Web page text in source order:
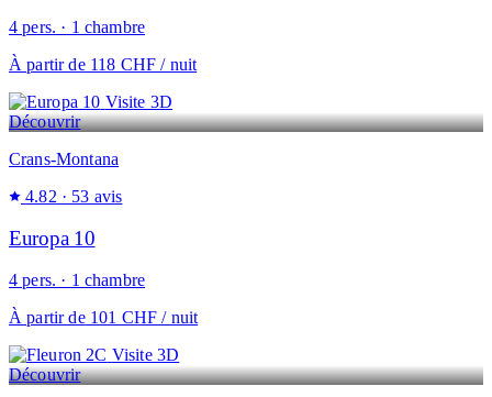
4 pers. · 1 chambre
À partir de118 CHF / nuit
Visite 3D
Découvrir
Crans-Montana
4.82 · 53 avis
Europa 10
4 pers. · 1 chambre
À partir de101 CHF / nuit
Visite 3D
Découvrir